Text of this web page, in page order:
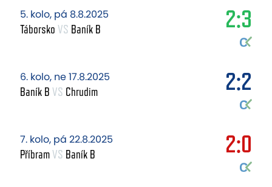
5. kolo, pá 8.8.2025
Táborsko VS Baník B 2:3
6. kolo, ne 17.8.2025
Baník B VS Chrudim 2:2
7. kolo, pá 22.8.2025
PříbramVS Baník B 2:0